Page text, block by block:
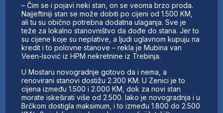
– Čim se i pojavi neki stan, on se veoma brzo proda.
Najjeftiniji stan se može dobiti po cijeni od 1.500 KM,
ali tu su obično potrebna dodatna ulaganja. Sve je
teže za lokalno stanovništvo da dođe do stana. Jer to
su cijene koje su neplative, a ljudi uglavnom kupuju na
kredit i to polovne stanove – rekla je Mubina van
Veen-Isović iz HPM nekretnine iz Trebinja.
U Mostaru novogradnje gotovo da i nema, a
renovirani stanovi dostižu 2.300 KM. U Zenici je to
cijena između 1.500 i 2.000 KM, dok za novi stan
morate iskeširati više od 2.500. Iako je novogradnja i u
Brčkom dostigla maksimum, i to između 1.800 do 2.500